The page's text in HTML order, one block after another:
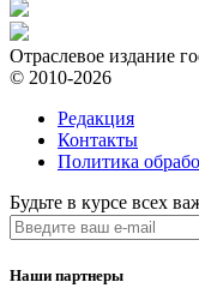
Отраслевое издание
© 2010-2026
Редакция
Контакты
Политика
Будьте в курсе всех
Наши партнеры